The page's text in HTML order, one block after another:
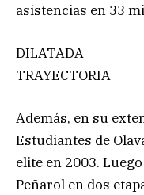
asistencias en 33
DILATADA
TRAYECTORIA
Además, en su
Estudiantes de
elite en 2003.
Peñarol en dos